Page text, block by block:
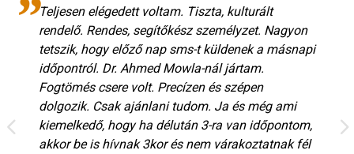
Teljesen elégedett voltam. Tiszta, kulturált
rendelő. Rendes, segítőkész személyzet. Nagyon
tetszik, hogy előző nap sms-t küldenek a másnapi
időpontról. Dr. Ahmed Mowla-nál jártam.
Fogtömés csere volt. Precízen és szépen
dolgozik. Csak ajánlani tudom. Ja és még ami
kiemelkedő, hogy ha délután 3-ra van időpontom,
akkor be is hívnak 3kor és nem várakoztatnak fél